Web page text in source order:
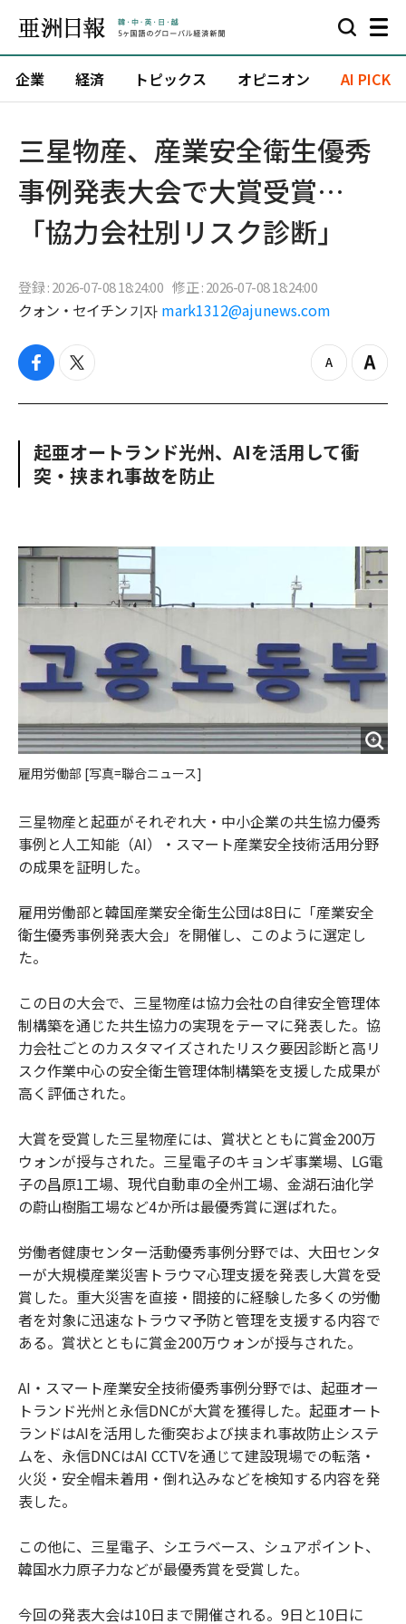
企業 経済 トピックス オピニオン AI PICK
三星物産、産業安全衛生優秀
事例発表大会で大賞受賞…
「協力会社別リスク診断」
登録 : 2026-07-08 18:24:00 修正 : 2026-07-08 18:24:00
クォン・セイチン 기자 mark1312@ajunews.com
f
c
o
o
k
t
i
e
r
z
o
u
Z
o
起亜オートランド光州、AIを活用して衝
突・挟まれ事故を防止
雇用労働部 [写真=聯合ニュース]
三星物産と起亜がそれぞれ大・中小企業の共生協力優秀
事例と人工知能（AI）・スマート産業安全技術活用分野
の成果を証明した。
雇用労働部と韓国産業安全衛生公団は8日に「産業安全
衛生優秀事例発表大会」を開催し、このように選定し
た。
この日の大会で、三星物産は協力会社の自律安全管理体
制構築を通じた共生協力の実現をテーマに発表した。協
力会社ごとのカスタマイズされたリスク要因診断と高リ
スク作業中心の安全衛生管理体制構築を支援した成果が
高く評価された。
大賞を受賞した三星物産には、賞状とともに賞金200万
ウォンが授与された。三星電子のキョンギ事業場、LG電
子の昌原1工場、現代自動車の全州工場、金湖石油化学
の蔚山樹脂工場など4か所は最優秀賞に選ばれた。
労働者健康センター活動優秀事例分野では、大田センタ
ーが大規模産業災害トラウマ心理支援を発表し大賞を受
賞した。重大災害を直接・間接的に経験した多くの労働
者を対象に迅速なトラウマ予防と管理を支援する内容で
ある。賞状とともに賞金200万ウォンが授与された。
AI・スマート産業安全技術優秀事例分野では、起亜オー
トランド光州と永信DNCが大賞を獲得した。起亜オート
ランドはAIを活用した衝突および挟まれ事故防止システ
ムを、永信DNCはAI CCTVを通じて建設現場での転落・
火災・安全帽未着用・倒れ込みなどを検知する内容を発
表した。
この他に、三星電子、シエラベース、シュアポイント、
韓国水力原子力などが最優秀賞を受賞した。
今回の発表大会は10日まで開催される。9日と10日に